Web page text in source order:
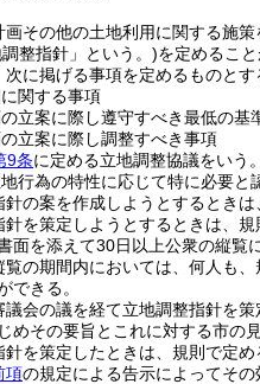
画その他の土地利用に関する施
整指針」という。)を定めること
に掲げる事項を定めるものとす
関する事項
立案に際し遵守すべき最低の基
立案に際し調整すべき事項
9条に定める立地調整協議をいう
行為の特性に応じて特に必要と
の案を作成しようとするとき
を策定しようとするときは、
面を添えて30日以上公衆の縦覧
覧の期間内においては、何人も
できる。
会の議を経て立地調整指針を策
めその要旨とこれに対する市の
を策定したときは、規則で定
項の規定による告示によってその